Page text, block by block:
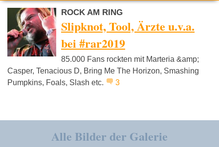
ROCK AM RING
Slipknot, Tool, Ärzte u.v.a.
bei #rar2019
85.000 Fans rockten mit Marteria &amp;
Casper, Tenacious D, Bring Me The Horizon, Smashing
Pumpkins, Foals, Slash etc.
3
Alle Bilder der Galerie